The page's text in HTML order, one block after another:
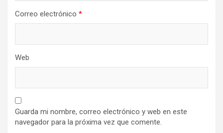
Correo electrónico *
Web
Guarda mi nombre, correo electrónico y web en este
navegador para la próxima vez que comente.